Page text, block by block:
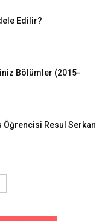
Edilir?
Bölümler (2015-
Resul Serkan